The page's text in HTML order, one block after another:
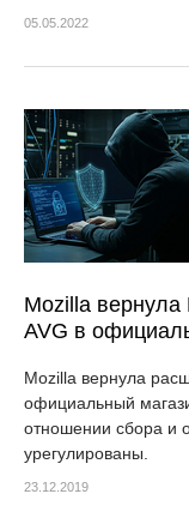
05.05.2022
Mozilla вернула
AVG в
Mozilla вернула
официальный
отношении сбора и
урегулированы.
23.12.2019